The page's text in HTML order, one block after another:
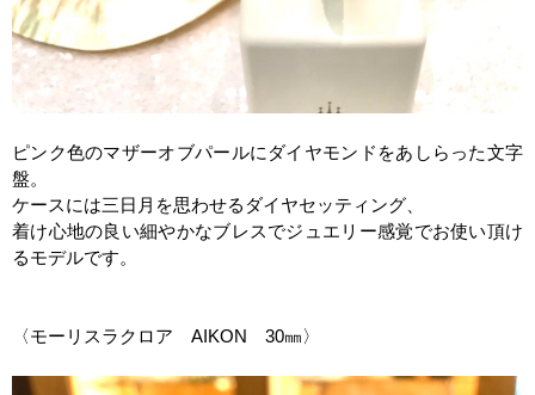
ピンク色のマザーオブパールにダイヤモンドをあしらった文字
盤。
ケースには三日月を思わせるダイヤセッティング、
着け心地の良い細やかなブレスでジュエリー感覚でお使い頂け
るモデルです。
〈モーリスラクロア AIKON 30㎜〉